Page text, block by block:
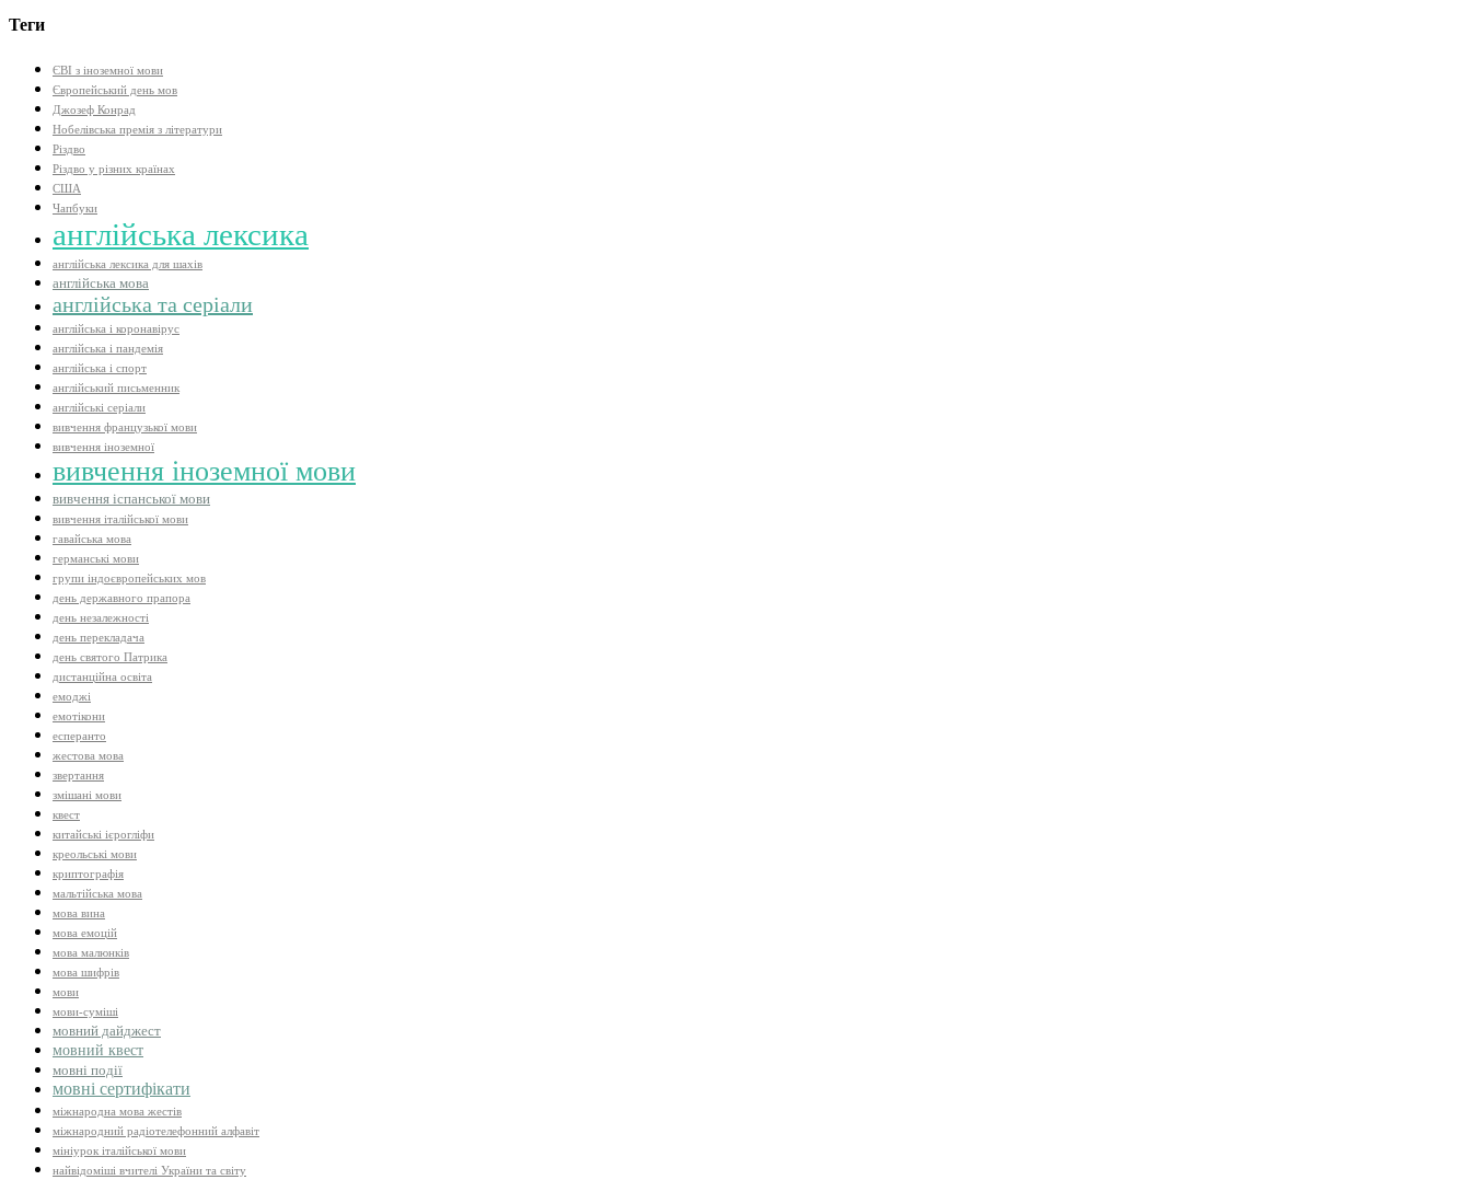
Теги
ЄВІ з іноземної мови
Європейський день мов
Джозеф Конрад
Нобелівська премія з літератури
Різдво
Різдво у різних країнах
США
Чапбуки
англійська лексика
англійська лексика для шахів
англійська мова
англійська та серіали
англійська і коронавірус
англійська і пандемія
англійська і спорт
англійський письменник
англійські серіали
вивчення французької мови
вивчення іноземної
вивчення іноземної мови
вивчення іспанської мови
вивчення італійської мови
гавайська мова
германські мови
групи індоєвропейських мов
день державного прапора
день незалежності
день перекладача
день святого Патрика
дистанційна освіта
емоджі
емотікони
есперанто
жестова мова
звертання
змішані мови
квест
китайські ієрогліфи
креольські мови
криптографія
мальтійська мова
мова вина
мова емоцій
мова малюнків
мова шифрів
мови
мови-суміші
мовний дайджест
мовний квест
мовні події
мовні сертифікати
міжнародна мова жестів
міжнародний радіотелефонний алфавіт
мініурок італійської мови
найвідоміші вчителі України та світу